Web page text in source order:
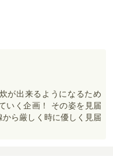
が出来るようになるため
いく企画！ その姿を見届
ら厳しく時に優しく見届